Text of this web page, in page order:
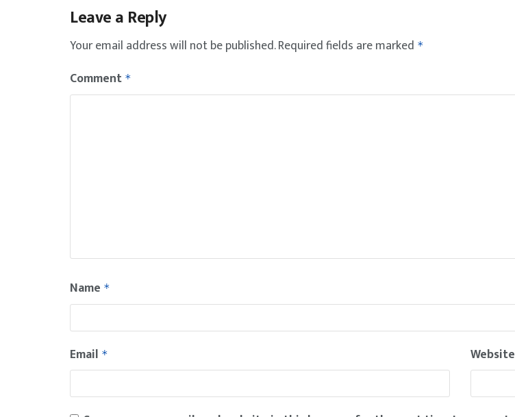
Leave a Reply
Your email address will not be published.Required fields are marked *
Comment *
Name *
Email * Website